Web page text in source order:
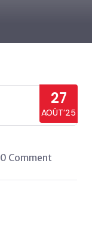
27
AOÛT’25
0 Comment